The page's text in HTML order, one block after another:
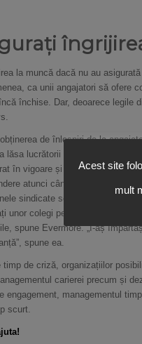
la muncă dacă nu au
ca unii angajatori să ofere
închise. Dar, deoarece
de înlesniri de la
lucrătorii să lucreze de la
în vigoare și a încercat să
atunci când lucrătorii se
sindicate se luptă deja să
colegi pentru a ușura
spune Evermore. „I-aș
spune ea.
timp de criză, organizațiilor
carierei precum și
engagement, managementul
scurt.
Acest site
mult